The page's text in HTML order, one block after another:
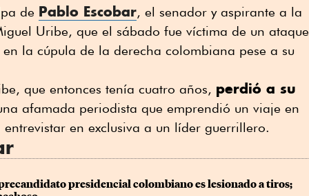
de Pablo Escobar, el senador y aspirante a la
Uribe, que el sábado fue víctima de un ataque
la cúpula de la derecha colombiana pese a su
que entonces tenía cuatro años, perdió a su
afamada periodista que emprendió un viaje en
en exclusiva a un líder guerrillero.
presidencial colombiano es lesionado a tiros;